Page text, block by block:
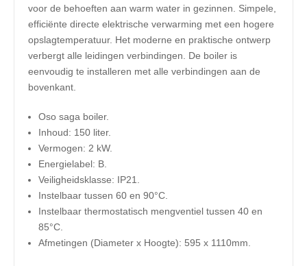
voor de behoeften aan warm water in gezinnen. Simpele,
efficiënte directe elektrische verwarming met een hogere
opslagtemperatuur. Het moderne en praktische ontwerp
verbergt alle leidingen verbindingen. De boiler is
eenvoudig te installeren met alle verbindingen aan de
bovenkant.
Oso saga boiler.
Inhoud: 150 liter.
Vermogen: 2 kW.
Energielabel: B.
Veiligheidsklasse: IP21.
Instelbaar tussen 60 en 90°C.
Instelbaar thermostatisch mengventiel tussen 40 en
85°C.
Afmetingen (Diameter x Hoogte): 595 x 1110mm.